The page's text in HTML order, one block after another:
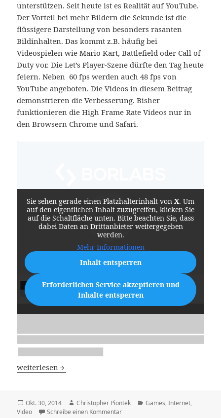
unterstützen. Seit heute ist es Realität auf YouTube.
Der Vorteil bei mehr Bildern die Sekunde ist die
flüssigere Darstellung von besonders rasanten
Bildinhalten. Das kommt z.B. häufig bei
Videospielen wie Mario Kart, Battlefield oder Call of
Duty vor. Die Let’s Player-Szene dürfte den Tag heute
feiern. Neben 60 fps werden auch 48 fps von
YouTube angeboten. Die Videos in diesem Beitrag
demonstrieren die Verbesserung. Bisher
funktionieren die High Frame Rate Videos nur in
den Browsern Chrome und Safari.
Sie sehen gerade einen Platzhalterinhalt von X. Um
auf den eigentlichen Inhalt zuzugreifen, klicken Sie
auf die Schaltfläche unten. Bitte beachten Sie, dass
dabei Daten an Drittanbieter weitergegeben
werden.
Mehr Informationen
Inhalt entsperren
Erforderlichen Service akzeptieren und
Inhalte entsperren
YouTube nun auch mit 60 Bilder die Sekunde
weiterlesen
Veröffentlicht
am
Okt. 30, 2014 Autor
Christopher Piontek Kategorien
Games,Internet,
Video
Schreibe einen Kommentarzu YouTube nun auch mit 60 Bilder